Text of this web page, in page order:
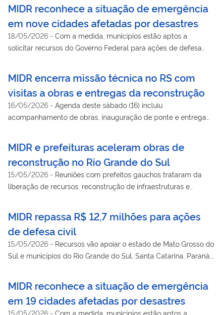
MIDR reconhece a situação de emergência
em nove cidades afetadas por desastres
18/05/2026 - Com a medida, municípios estão aptos a
solicitar recursos do Governo Federal para ações de defesa
MIDR encerra missão técnica no RS com
visitas a obras e entregas da reconstrução
16/05/2026 - Agenda deste sábado (16) incluiu
acompanhamento de obras, inauguração de ponte e entrega
MIDR e prefeituras aceleram obras de
reconstrução no Rio Grande do Sul
15/05/2026 - Reuniões com prefeitos gaúchos trataram da
liberação de recursos, reconstrução de infraestruturas e
MIDR repassa R$ 12,7 milhões para ações
de defesa civil
15/05/2026 - Recursos vão apoiar o estado de Mato Grosso do
Sul e municípios do Rio Grande do Sul, Santa Catarina, Paraná,
MIDR reconhece a situação de emergência
em 19 cidades afetadas por desastres
15/05/2026 - Com a medida, municípios estão aptos a